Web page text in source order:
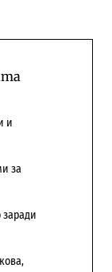
и
за
заради